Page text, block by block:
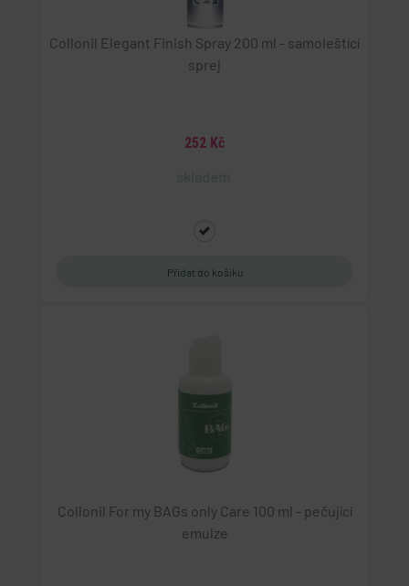
Collonil Elegant Finish Spray 200 ml - samoleštící
sprej
252 Kč
Collonil For my BAGs only Care 100 ml - pečující
emulze